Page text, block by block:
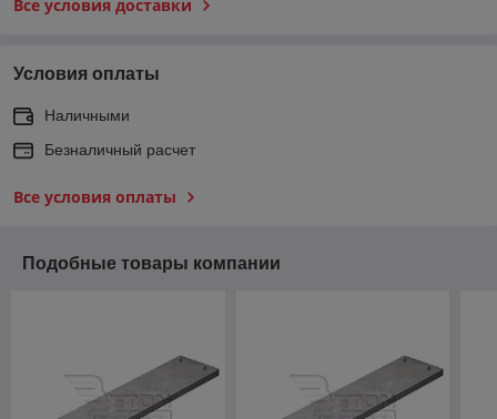
Все условия доставки
Условия оплаты
Наличными
Безналичный расчет
Все условия оплаты
Подобные товары компании